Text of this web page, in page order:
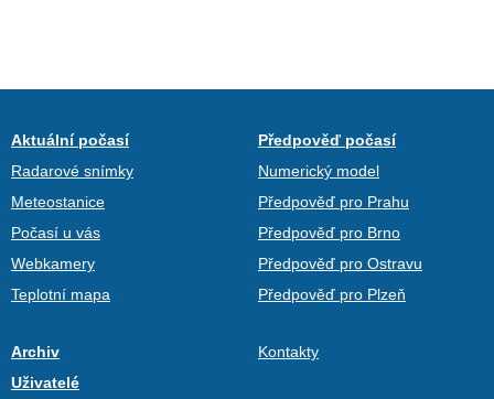
Aktuální počasí
Radarové snímky
Meteostanice
Počasí u vás
Webkamery
Teplotní mapa
Předpověď počasí
Numerický model
Předpověď pro Prahu
Předpověď pro Brno
Předpověď pro Ostravu
Předpověď pro Plzeň
Archiv
Uživatelé
Kontakty